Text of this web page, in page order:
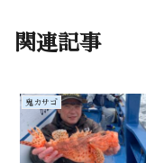
関連記事
鬼カサゴ